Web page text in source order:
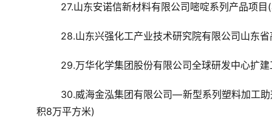
27.山东安诺信新材料有限公司嘧啶系列产品项
28.山东兴强化工产业技术研究院有限公司山东
29.万华化学集团股份有限公司全球研发中心扩
30.威海金泓集团有限公司—新型系列塑料加工
积8万平方米)